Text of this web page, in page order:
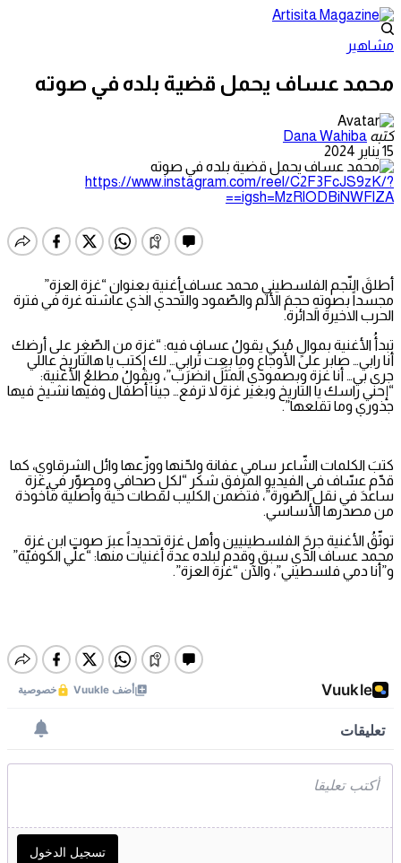
مشاهير
محمد عساف يحمل قضية بلده في صوته
كتبه Dana Wahiba
15 يناير 2024
https://www.instagram.com/reel/C2F3FcJS9zK/?
igsh=MzRlODBiNWFlZA==
أطلقَ النّجم الفلسطيني محمد عساف أغنية بعنوان “غزة العزة”
مجسداً بصوتهِ حجمَ الألم والصّمود والتّحدي الذي عاشته غرة في فترة
الحرب الاخيرة الدائرة.
تبدأُ الأغنية بموالٍ مُبكي يقولُ عساف فيه: “غزة من الصّغِر على أرضك
أنا رابي… صابر على الأوجاع وما بِعِت تُرابي… لك إكتب يا هالتاريخ عاللي
جرى بي… أنا غزة وبصمودي الَمثَل انضرَب”، ويقولُ مطلعُ الأغنية:
“إحني راسك يا التاريخ وبغير غزة لا ترفع… جينا أطفال وفيها نشيخ فيها
جذوري وما تقلعها”.
كتبَ الكلمات الشّاعر سامي عفانة ولحّنها ووزّعها وائل الشرقاوي، كما
قدّم عسّاف في الفيديو المرفق شكر “لكلِ صحافي ومصوّر في غزة
ساعدَ في نقلِ الصّورة”، فتضمن الكليب لقطات حية وأصلية مأخوذة
من مصدرها الأساسي.
توثّقُ الأغنية جرحَ الفلسطينيين وأهل غزة تحديداً عبرَ صوتِ ابن غزة
محمد عساف الذي سبق وقدم لبلده عدة أغنيات منها: “علّي الكوفيّة”
و”أنا دمي فلسطيني”، والآن “غزة العزة”.